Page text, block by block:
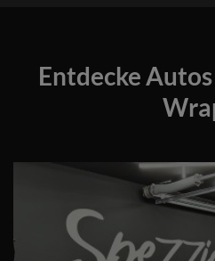
Entdecke